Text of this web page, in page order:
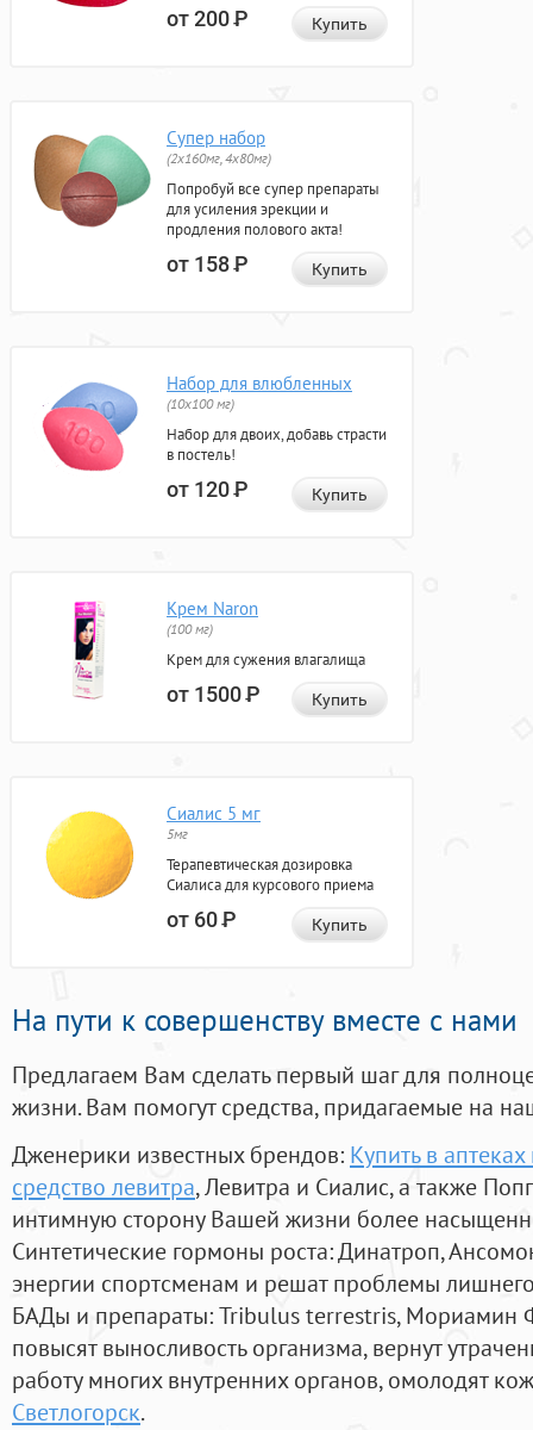
от 200Р Купить
Супер набор
(2х160мг, 4х80мг)
Попробуй все супер препараты
для усиления эрекции и
продления полового акта!
от 158Р Купить
Набор для влюбленных
(10х100 мг)
Набор для двоих, добавь страсти
в постель!
от 120Р Купить
Крем Naron
(100 мг)
Крем для сужения влагалища
от 1500Р Купить
Сиалис 5 мг
5мг
Терапевтическая дозировка
Сиалиса для курсового приема
от 60Р Купить
На пути к совершенству вместе с нами
Предлагаем Вам сделать первый шаг для
жизни. Вам помогут средства, придагаемые на
Дженерики известных брендов: Купить в
средство левитра, Левитра и Сиалис, а также
интимную сторону Вашей жизни более
Синтетические гормоны роста: Динатроп,
энергии спортсменам и решат проблемы
БАДы и препараты:Tribulus terrestris, Мориамин
повысят выносливость организма, вернут
работу многих внутренних органов, омолодят
Светлогорск.